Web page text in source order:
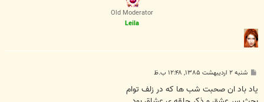
Old Moderator
Leila
پ
ت
شنبه ۲ اردیبهشت ۱۳۸۵, ۱۲:۴۸ ب.ظ
ياد باد ان صحبت شب ها كه در زلف توام